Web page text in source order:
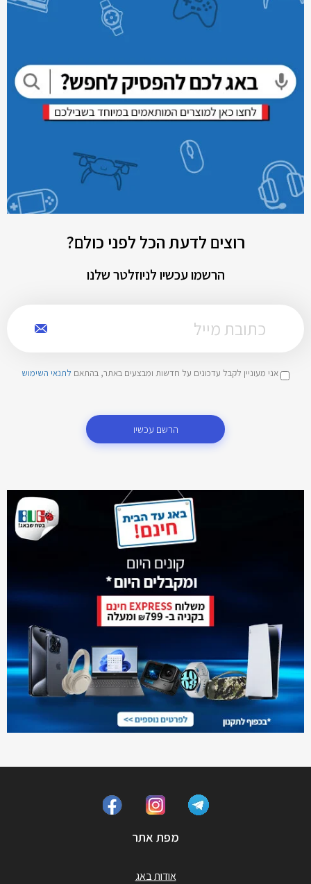
רוצים לדעת הכל לפני כולם?
הרשמו עכשיו לניוזלטר שלנו
אני מעוניין לקבל עדכונים על חדשות ומבצעים באתר, בהתאם לתנאי השימוש
הרשם עכשיו
מפת אתר
אודות באג